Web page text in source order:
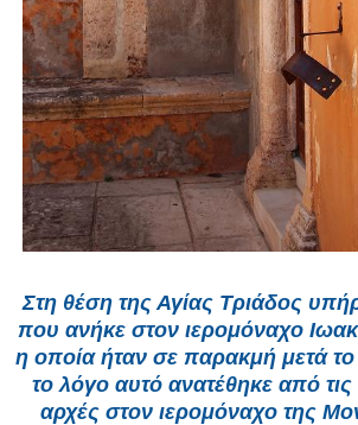
Στη θέση της Αγίας Τριάδος
που ανήκε στον ιερομόναχο
η οποία ήταν σε παρακμή μετά το
το λόγο αυτό ανατέθηκε από τις
αρχές στον ιερομόναχο της